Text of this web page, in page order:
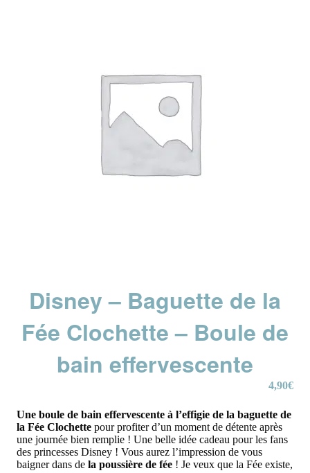
Disney – Baguette de la
Fée Clochette – Boule de
bain effervescente
4,90€
Une boule de bain effervescente à l’effigie de la baguette de
la Fée Clochette pour profiter d’un moment de détente après
une journée bien remplie ! Une belle idée cadeau pour les fans
des princesses Disney ! Vous aurez l’impression de vous
baigner dans de la poussière de fée ! Je veux que la Fée existe,